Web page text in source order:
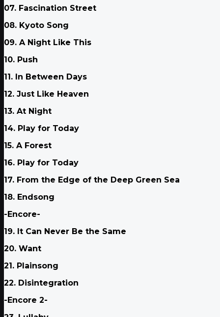
07. Fascination Street
08. Kyoto Song
09. A Night Like This
10. Push
11. In Between Days
12. Just Like Heaven
13. At Night
14. Play for Today
15. A Forest
16. Play for Today
17. From the Edge of the Deep Green Sea
18. Endsong
-Encore-
19. It Can Never Be the Same
20. Want
21. Plainsong
22. Disintegration
-Encore 2-